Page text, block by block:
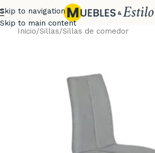
Skip to navigation
Skip to main content
Inicio/Sillas/Sillas de comedor